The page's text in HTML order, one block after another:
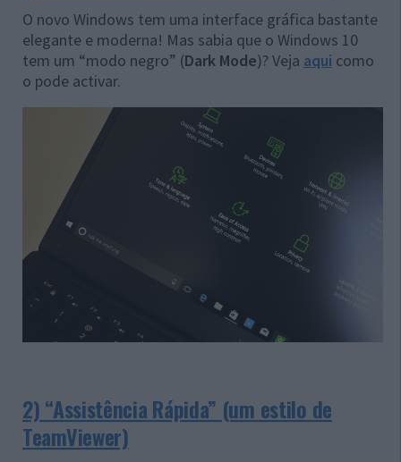
O novo Windows tem uma interface gráfica bastante
elegante e moderna! Mas sabia que o Windows 10
tem um “modo negro” (Dark Mode)? Veja aqui como
o pode activar.
2) “Assistência Rápida” (um estilo de
TeamViewer)